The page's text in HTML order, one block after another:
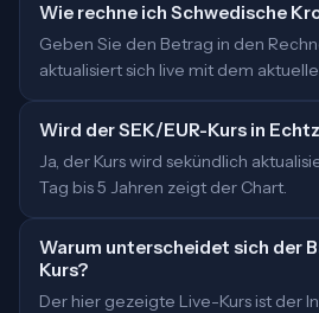
Wie rechne ich Schwedische
Geben Sie den Betrag in den
aktualisiert sich live mit dem
Wird der SEK/EUR-Kurs in
Ja, der Kurs wird sekündlich
Tag bis 5 Jahren zeigt der Chart.
Warum unterscheidet sich der
Kurs?
Der hier gezeigte Live-Kurs ist der